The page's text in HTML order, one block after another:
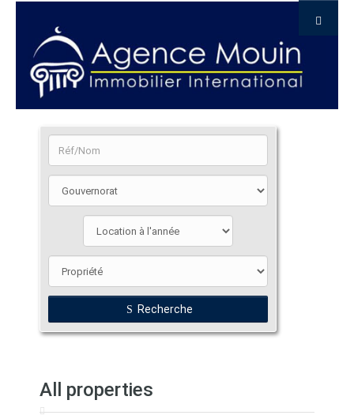
Recherche
All properties